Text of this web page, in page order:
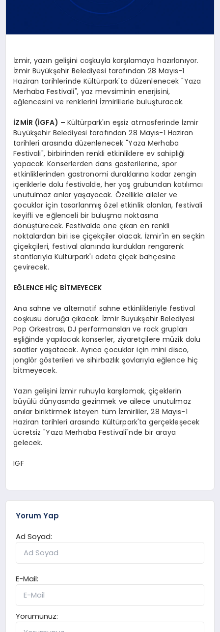
İzmir, yazın gelişini coşkuyla karşılamaya hazırlanıyor.
İzmir Büyükşehir Belediyesi tarafından 28 Mayıs-1
Haziran tarihlerinde Kültürpark'ta düzenlenecek "Yaza
Merhaba Festivali", yaz mevsiminin enerjisini,
eğlencesini ve renklerini İzmirlilerle buluşturacak.
İZMİR (İGFA) – Kültürpark'ın eşsiz atmosferinde İzmir
Büyükşehir Belediyesi tarafından 28 Mayıs-1 Haziran
tarihleri arasında düzenlenecek "Yaza Merhaba
Festivali", birbirinden renkli etkinliklere ev sahipliği
yapacak. Konserlerden dans gösterilerine, spor
etkinliklerinden gastronomi duraklarına kadar zengin
içeriklerle dolu festivalde, her yaş grubundan katılımcı
unutulmaz anlar yaşayacak. Özellikle aileler ve
çocuklar için tasarlanmış özel etkinlik alanları, festivali
keyifli ve eğlenceli bir buluşma noktasına
dönüştürecek. Festivalde öne çıkan en renkli
noktalardan biri ise çiçekçiler olacak. İzmir'in en seçkin
çiçekçileri, festival alanında kurdukları rengarenk
stantlarıyla Kültürpark'ı adeta çiçek bahçesine
çevirecek.
EĞLENCE HİÇ BİTMEYECEK
Ana sahne ve alternatif sahne etkinlikleriyle festival
coşkusu doruğa çıkacak. İzmir Büyükşehir Belediyesi
Pop Orkestrası, DJ performansları ve rock grupları
eşliğinde yapılacak konserler, ziyaretçilere müzik dolu
saatler yaşatacak. Ayrıca çocuklar için mini disco,
jonglör gösterileri ve sihirbazlık şovlarıyla eğlence hiç
bitmeyecek.
Yazın gelişini İzmir ruhuyla karşılamak, çiçeklerin
büyülü dünyasında gezinmek ve ailece unutulmaz
anılar biriktirmek isteyen tüm İzmirliler, 28 Mayıs-1
Haziran tarihleri arasında Kültürpark'ta gerçekleşecek
ücretsiz "Yaza Merhaba Festivali"nde bir araya
gelecek.
IGF
Yorum Yap
Ad Soyad:
E-Mail:
Yorumunuz: